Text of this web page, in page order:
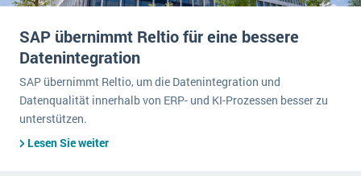
SAP übernimmt Reltio für eine bessere
Datenintegration
SAP übernimmt Reltio, um die Datenintegration und
Datenqualität innerhalb von ERP- und KI-Prozessen besser zu
unterstützen.
Lesen Sie weiter